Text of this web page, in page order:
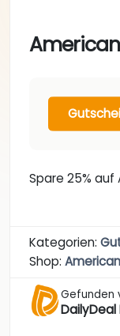
Spare 25% auf
Kategorien:
Shop:
Gefunden